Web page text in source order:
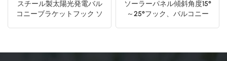
スチール製太陽光発電バル
コニーブラケットフック ソ
ソーラーパネル傾斜角度15°
～25°フック、バルコニー